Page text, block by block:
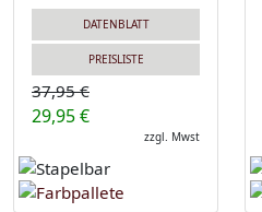
DATENBLATT
PREISLISTE
37,95 €
29,95 €
zzgl. Mwst